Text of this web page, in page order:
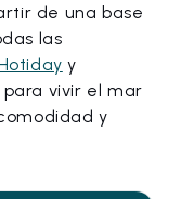
de una base
las
y
vivir el mar
y